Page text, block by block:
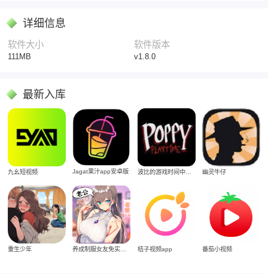
详细信息
软件大小
111MB
软件版本
v1.8.0
最新入库
九幺短视频 Jagat果汁app安卓版 波比的游戏时间中文版 幽灵牛仔
重生少年 养成制服女友免实名制安装 桔子视频app 番茄小视频